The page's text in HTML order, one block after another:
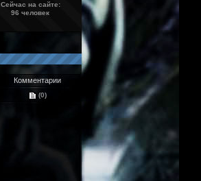
Сейчас на сайте:
96 человек
Комментарии
(0)